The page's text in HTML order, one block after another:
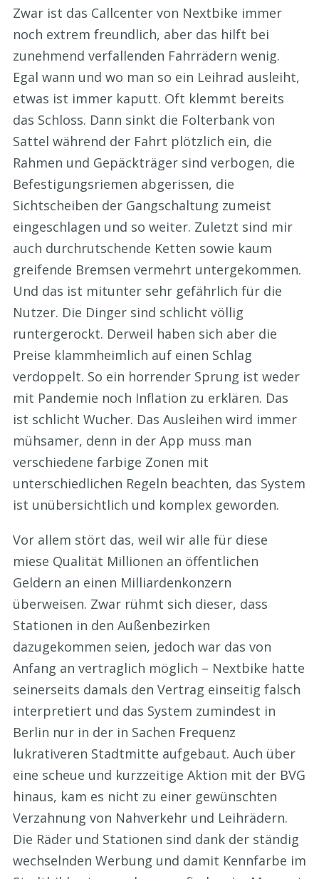
Zwar ist das Callcenter von Nextbike immer
noch extrem freundlich, aber das hilft bei
zunehmend verfallenden Fahrrädern wenig.
Egal wann und wo man so ein Leihrad ausleiht,
etwas ist immer kaputt. Oft klemmt bereits
das Schloss. Dann sinkt die Folterbank von
Sattel während der Fahrt plötzlich ein, die
Rahmen und Gepäckträger sind verbogen, die
Befestigungsriemen abgerissen, die
Sichtscheiben der Gangschaltung zumeist
eingeschlagen und so weiter. Zuletzt sind mir
auch durchrutschende Ketten sowie kaum
greifende Bremsen vermehrt untergekommen.
Und das ist mitunter sehr gefährlich für die
Nutzer. Die Dinger sind schlicht völlig
runtergerockt. Derweil haben sich aber die
Preise klammheimlich auf einen Schlag
verdoppelt. So ein horrender Sprung ist weder
mit Pandemie noch Inflation zu erklären. Das
ist schlicht Wucher. Das Ausleihen wird immer
mühsamer, denn in der App muss man
verschiedene farbige Zonen mit
unterschiedlichen Regeln beachten, das System
ist unübersichtlich und komplex geworden.
Vor allem stört das, weil wir alle für diese
miese Qualität Millionen an öffentlichen
Geldern an einen Milliardenkonzern
überweisen. Zwar rühmt sich dieser, dass
Stationen in den Außenbezirken
dazugekommen seien, jedoch war das von
Anfang an vertraglich möglich – Nextbike hatte
seinerseits damals den Vertrag einseitig falsch
interpretiert und das System zumindest in
Berlin nur in der in Sachen Frequenz
lukrativeren Stadtmitte aufgebaut. Auch über
eine scheue und kurzzeitige Aktion mit der BVG
hinaus, kam es nicht zu einer gewünschten
Verzahnung von Nahverkehr und Leihrädern.
Die Räder und Stationen sind dank der ständig
wechselnden Werbung und damit Kennfarbe im